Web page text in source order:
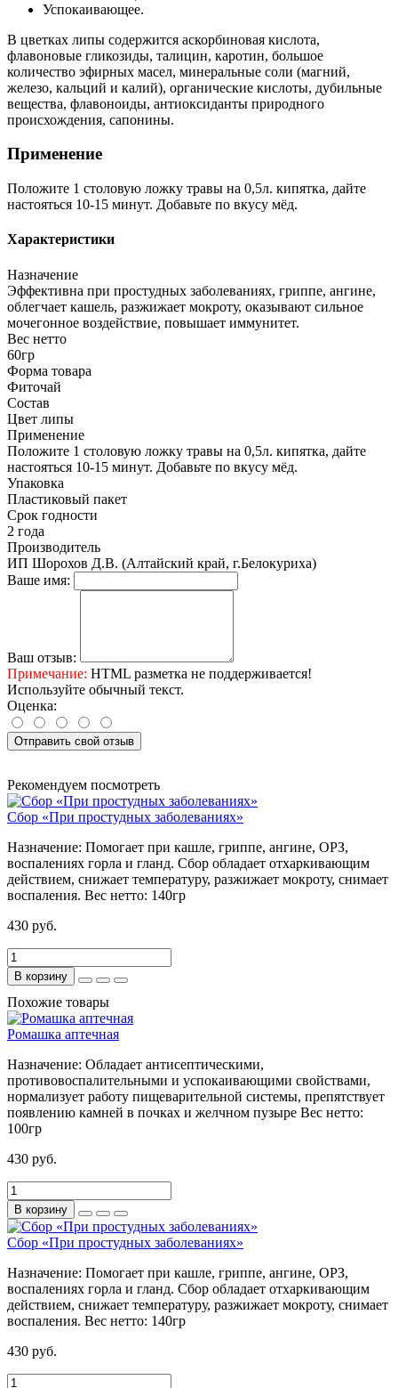
Успокаивающее.
В цветках липы содержится аскорбиновая кислота,
флавоновые гликозиды, талицин, каротин, большое
количество эфирных масел, минеральные соли (магний,
железо, кальций и калий), органические кислоты, дубильные
вещества, флавоноиды, антиоксиданты природного
происхождения, сапонины.
Применение
Положите 1 столовую ложку травы на 0,5л. кипятка, дайте
настояться 10-15 минут. Добавьте по вкусу мёд.
Характеристики
Назначение
Эффективна при простудных заболеваниях, гриппе, ангине,
облегчает кашель, разжижает мокроту, оказывают сильное
мочегонное воздействие, повышает иммунитет.
Вес нетто
60гр
Форма товара
Фиточай
Состав
Цвет липы
Применение
Положите 1 столовую ложку травы на 0,5л. кипятка, дайте
настояться 10-15 минут. Добавьте по вкусу мёд.
Упаковка
Пластиковый пакет
Срок годности
2 года
Производитель
ИП Шорохов Д.В. (Алтайский край, г.Белокуриха)
Ваше имя:
Ваш отзыв:
Примечание: HTML разметка не поддерживается!
Используйте обычный текст.
Оценка:
Отправить свой отзыв
Рекомендуем посмотреть
Сбор «При простудных заболеваниях»
Назначение: Помогает при кашле, гриппе, ангине, ОРЗ,
воспалениях горла и гланд. Сбор обладает отхаркивающим
действием, снижает температуру, разжижает мокроту, снимает
воспаления. Вес нетто: 140гр
430 руб.
В корзину
Похожие товары
Ромашка аптечная
Назначение: Обладает антисептическими,
противовоспалительными и успокаивающими свойствами,
нормализует работу пищеварительной системы, препятствует
появлению камней в почках и желчном пузыре Вес нетто:
100гр
430 руб.
В корзину
Сбор «При простудных заболеваниях»
Назначение: Помогает при кашле, гриппе, ангине, ОРЗ,
воспалениях горла и гланд. Сбор обладает отхаркивающим
действием, снижает температуру, разжижает мокроту, снимает
воспаления. Вес нетто: 140гр
430 руб.